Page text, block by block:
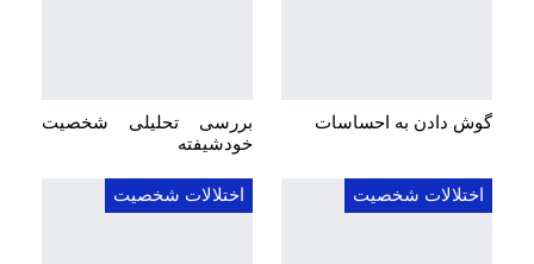
گوش دادن به احساسات
بررسی تحلیلی شخصیت
خودشیفته
اختلالات شخصیت اختلالات شخصیت